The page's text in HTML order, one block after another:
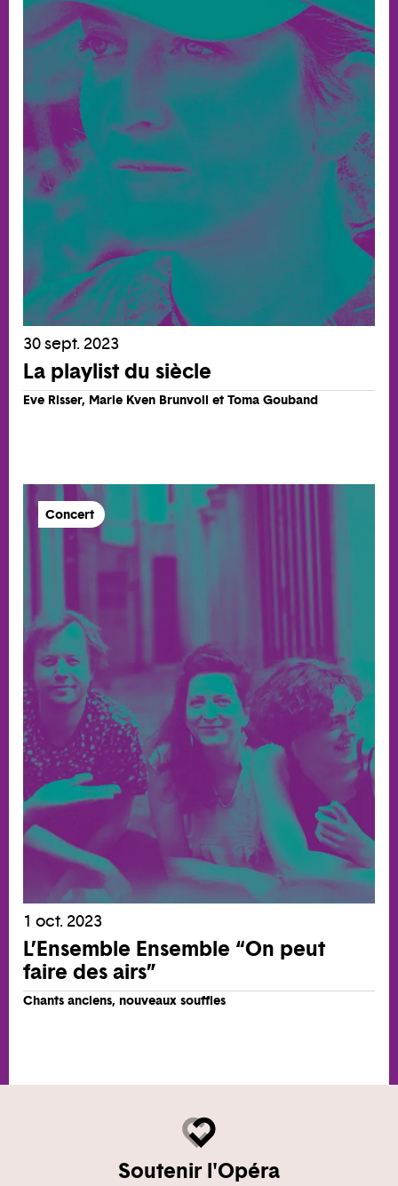
30 sept. 2023
La playlist du siècle
Eve Risser, Marie Kven Brunvoll et Toma Gouband
Concert
1 oct. 2023
L’Ensemble Ensemble “On peut
faire des airs”
Chants anciens, nouveaux souffles
Soutenir l'Opéra